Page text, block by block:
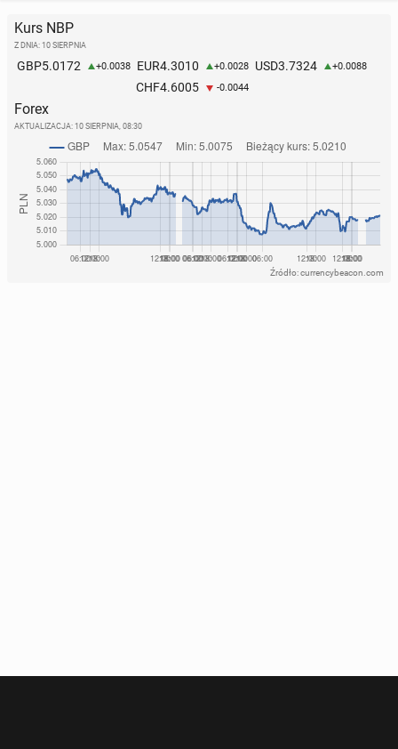
Kurs NBP
Z DNIA: 10 SIERPNIA
GBP5.0172 +0.0038 EUR4.3010 +0.0028 USD3.7324 +0.0088
CHF4.6005 -0.0044
Forex
AKTUALIZACJA: 10 SIERPNIA, 08:30
Źródło: currencybeacon.com